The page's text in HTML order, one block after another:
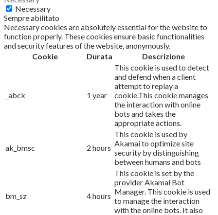
Necessary
Sempre abilitato
Necessary cookies are absolutely essential for the website to
function properly. These cookies ensure basic functionalities
and security features of the website, anonymously.
Cookie
Durata Descrizione
_abck 1 year
This cookie is used to detect
and defend when a client
attempt to replay a
cookie.This cookie manages
the interaction with online
bots and takes the
appropriate actions.
ak_bmsc 2 hours
This cookie is used by
Akamai to optimize site
security by distinguishing
between humans and bots
bm_sz 4 hours
This cookie is set by the
provider Akamai Bot
Manager. This cookie is used
to manage the interaction
with the online bots. It also